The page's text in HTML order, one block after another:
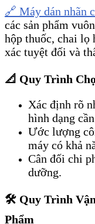
🔗 Máy dán nhãn
các sản phẩm
hộp thuốc, chai lọ
xác tuyệt đối và
📐 Quy Trình
Xác định rõ
hình dạng
Ước lượng
máy có khả
Cân đối chi
dưỡng.
🛠️ Quy Trình Vận
Phẩm